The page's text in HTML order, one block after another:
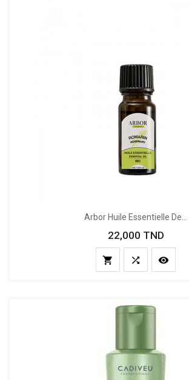
Arbor Huile Essentielle De...
Prix
22,000 TND
  